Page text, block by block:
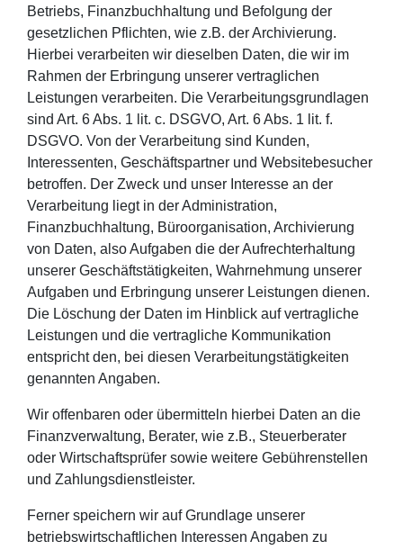
Betriebs, Finanzbuchhaltung und Befolgung der
gesetzlichen Pflichten, wie z.B. der Archivierung.
Hierbei verarbeiten wir dieselben Daten, die wir im
Rahmen der Erbringung unserer vertraglichen
Leistungen verarbeiten. Die Verarbeitungsgrundlagen
sind Art. 6 Abs. 1 lit. c. DSGVO, Art. 6 Abs. 1 lit. f.
DSGVO. Von der Verarbeitung sind Kunden,
Interessenten, Geschäftspartner und Websitebesucher
betroffen. Der Zweck und unser Interesse an der
Verarbeitung liegt in der Administration,
Finanzbuchhaltung, Büroorganisation, Archivierung
von Daten, also Aufgaben die der Aufrechterhaltung
unserer Geschäftstätigkeiten, Wahrnehmung unserer
Aufgaben und Erbringung unserer Leistungen dienen.
Die Löschung der Daten im Hinblick auf vertragliche
Leistungen und die vertragliche Kommunikation
entspricht den, bei diesen Verarbeitungstätigkeiten
genannten Angaben.
Wir offenbaren oder übermitteln hierbei Daten an die
Finanzverwaltung, Berater, wie z.B., Steuerberater
oder Wirtschaftsprüfer sowie weitere Gebührenstellen
und Zahlungsdienstleister.
Ferner speichern wir auf Grundlage unserer
betriebswirtschaftlichen Interessen Angaben zu